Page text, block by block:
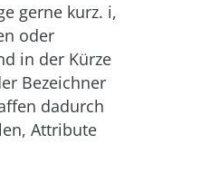
gerne kurz. i,
oder
in der Kürze
Bezeichner
dadurch
Attribute